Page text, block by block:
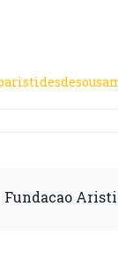
Fundacao